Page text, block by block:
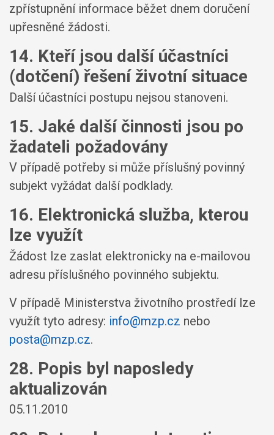
zpřístupnění informace běžet dnem doručení
upřesněné žádosti.
14. Kteří jsou další účastníci
(dotčení) řešení životní situace
Další účastníci postupu nejsou stanoveni.
15. Jaké další činnosti jsou po
žadateli požadovány
V případě potřeby si může příslušný povinný
subjekt vyžádat další podklady.
16. Elektronická služba, kterou
lze využít
Žádost lze zaslat elektronicky na e-mailovou
adresu příslušného povinného subjektu.
V případě Ministerstva životního prostředí lze
využít tyto adresy: info@mzp.cz nebo
posta@mzp.cz.
28. Popis byl naposledy
aktualizován
05.11.2010